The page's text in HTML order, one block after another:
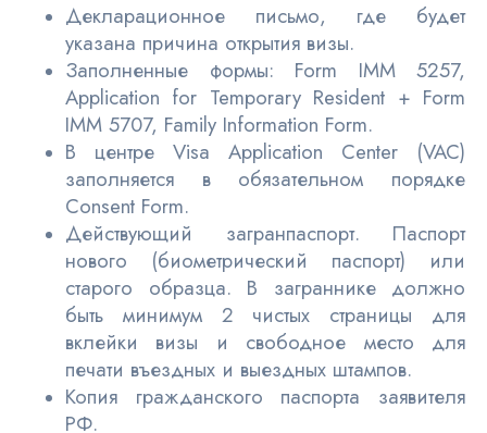
Декларационное письмо, где будет
указана причина открытия визы.
Заполненные формы: Form IMM 5257,
Application for Temporary Resident + Form
IMM 5707, Family Information Form.
В центре Visa Application Center (VAC)
заполняется в обязательном порядке
Consent Form.
Действующий загранпаспорт. Паспорт
нового (биометрический паспорт) или
старого образца. В заграннике должно
быть минимум 2 чистых страницы для
вклейки визы и свободное место для
печати въездных и выездных штампов.
Копия гражданского паспорта заявителя
РФ.